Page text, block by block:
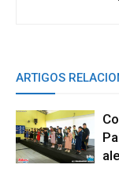
ARTIGOS